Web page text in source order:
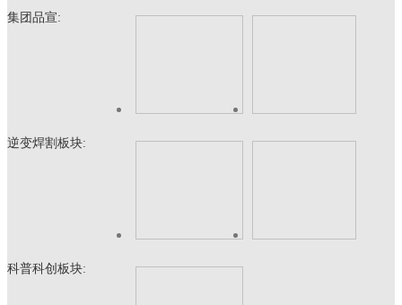
集团品宣:
逆变焊割板块:
科普科创板块: